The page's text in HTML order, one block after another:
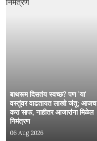
बाथरूम दिसतंय स्वच्छ? पण 'या'
वस्तूंवर वाढतायत लाखो जंतू; आजच
करा साफ, नाहीतर आजारांना मिळेल
निमंत्रण
06 Aug 2026